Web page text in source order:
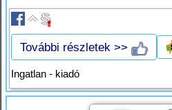
További részletek >>
Ingatlan - kiadó